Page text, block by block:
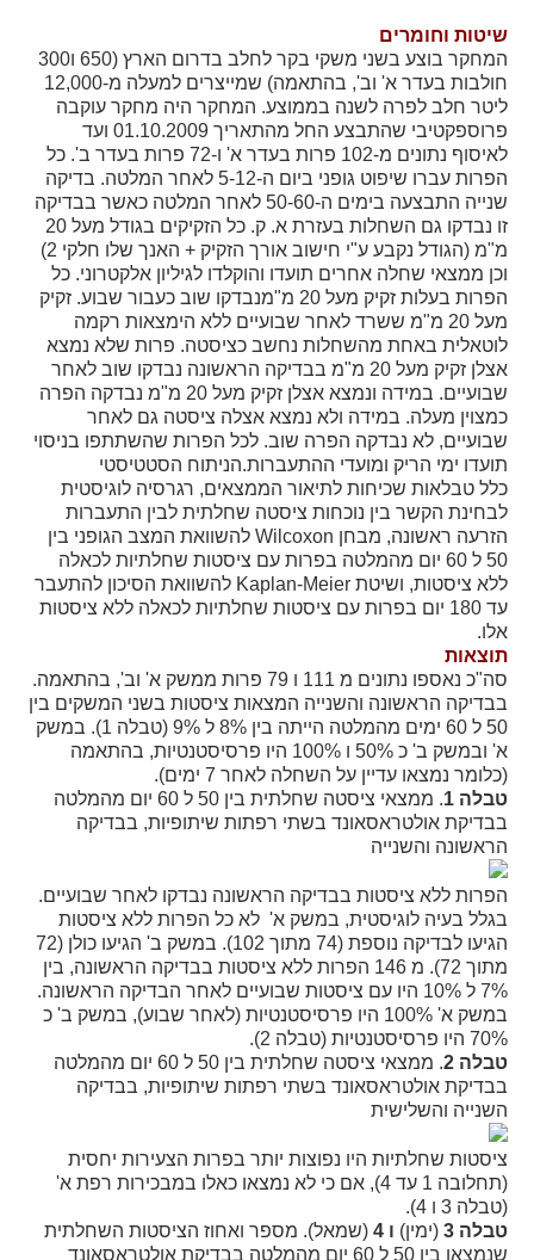
חלב וספורט
מיתוסים נפוצים
אתר מקצועי לאנשי המקצוע
מאמרים על חלב
וובינרים לאנשי מקצוע
מידעונים
מחקרים
מתכונים
שיטות וחומרים
המחקר בוצע בשני משקי בקר לחלב בדרום הארץ (650 ו300
חולבות בעדר א' וב', בהתאמה) שמייצרים למעלה מ-12,000
ליטר חלב לפרה לשנה בממוצע. המחקר היה מחקר עוקבה
פרוספקטיבי שהתבצע החל מהתאריך 01.10.2009 ועד
לאיסוף נתונים מ-102 פרות בעדר א' ו-72 פרות בעדר ב'. כל
הפרות עברו שיפוט גופני ביום ה-5-12 לאחר המלטה. בדיקה
שנייה התבצעה בימים ה-50-60 לאחר המלטה כאשר בבדיקה
זו נבדקו גם השחלות בעזרת א. ק. כל הזקיקים בגודל מעל 20
מ"מ (הגודל נקבע ע"י חישוב אורך הזקיק + האנך שלו חלקי 2)
וכן ממצאי שחלה אחרים תועדו והוקלדו לגיליון אלקטרוני. כל
הפרות בעלות זקיק מעל 20 מ"מנבדקו שוב כעבור שבוע. זקיק
מעל 20 מ"מ ששרד לאחר שבועיים ללא הימצאות רקמה
לוטאלית באחת מהשחלות נחשב כציסטה. פרות שלא נמצא
אצלן זקיק מעל 20 מ"מ בבדיקה הראשונה נבדקו שוב לאחר
שבועיים. במידה ונמצא אצלן זקיק מעל 20 מ"מ נבדקה הפרה
כמצוין מעלה. במידה ולא נמצא אצלה ציסטה גם לאחר
שבועיים, לא נבדקה הפרה שוב. לכל הפרות שהשתתפו בניסוי
תועדו ימי הריק ומועדי ההתעברות.הניתוח הסטטיסטי
כלל טבלאות שכיחות לתיאור הממצאים, רגרסיה לוגיסטית
לבחינת הקשר בין נוכחות ציסטה שחלתית לבין התעברות
הזרעה ראשונה, מבחן Wilcoxon להשוואת המצב הגופני בין
50 ל 60 יום מהמלטה בפרות עם ציסטות שחלתיות לכאלה
ללא ציסטות, ושיטת Kaplan-Meier להשוואת הסיכון להתעבר
עד 180 יום בפרות עם ציסטות שחלתיות לכאלה ללא ציסטות
אלו.
תוצאות
סה"כ נאספו נתונים מ 111 ו 79 פרות ממשק א' וב', בהתאמה.
בבדיקה הראשונה והשנייה המצאות ציסטות בשני המשקים בין
50 ל 60 ימים מהמלטה הייתה בין 8% ל 9% (טבלה 1). במשק
א' ובמשק ב' כ 50% ו 100% היו פרסיסטנטיות, בהתאמה
(כלומר נמצאו עדיין על השחלה לאחר 7 ימים).
טבלה 1
. ממצאי ציסטה שחלתית בין 50 ל 60 יום מהמלטה
בבדיקת אולטראסאונד בשתי רפתות שיתופיות, בבדיקה
הראשונה והשנייה
הפרות ללא ציסטות בבדיקה הראשונה נבדקו לאחר שבועיים.
בגלל בעיה לוגיסטית, במשק א' לא כל הפרות ללא ציסטות
הגיעו לבדיקה נוספת (74 מתוך 102). במשק ב' הגיעו כולן (72
מתוך 72). מ 146 הפרות ללא ציסטות בבדיקה הראשונה, בין
7% ל 10% היו עם ציסטות שבועיים לאחר הבדיקה הראשונה.
במשק א' 100% היו פרסיסטנטיות (לאחר שבוע), במשק ב' כ
70% היו פרסיסטנטיות (טבלה 2).
טבלה 2
. ממצאי ציסטה שחלתית בין 50 ל 60 יום מהמלטה
בבדיקת אולטראסאונד בשתי רפתות שיתופיות, בבדיקה
השנייה והשלישית
ציסטות שחלתיות היו נפוצות יותר בפרות הצעירות יחסית
(תחלובה 1 עד 4), אם כי לא נמצאו כאלו במבכירות רפת א'
(טבלה 3 ו 4).
טבלה 3
(ימין) ו 4
(שמאל). מספר ואחוז הציסטות השחלתית
שנמצאו בין 50 ל 60 יום מהמלטה בבדיקת אולטראסאונד